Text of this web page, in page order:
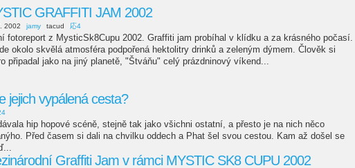
GRAFFITI JAM 2002
2002 jamy tacud 応4
fotoreport z MysticSk8Cupu 2002. Graffiti jam probíhal v klídku a za krásného počasí.
okolo skvělá atmosféra podpořená hektolitry drinků a zeleným dýmem. Člověk si
připadal jako na jiný planetě, "Štváňu" celý prázdninový víkend...
jejich vypálená cesta?
hip hopové scéně, stejně tak jako všichni ostatní, a přesto je na nich něco
Před časem si dali na chvilku oddech a Phat šel svou cestou. Kam až došel se
Graffiti Jam v rámci MYSTIC SK8 CUPU 2002